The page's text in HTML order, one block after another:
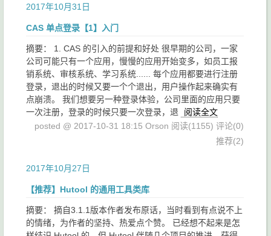
2017年10月31日
CAS 单点登录【1】入门
摘要： 1. CAS 的引入的前提和好处 很早期的公司，一家
公司可能只有一个应用，慢慢的应用开始变多，如员工报
销系统、审核系统、学习系统...... 每个应用都要进行注册
登录，退出的时候又要一个个退出，用户操作起来确实有
点崩溃。 我们想要另一种登录体验，公司里面的应用只要
一次注册，登录的时候只要一次登录，退
阅读全文
posted @ 2017-10-31 18:15 Orson 阅读(1155) 评论(0)
推荐(2)
2017年10月27日
【推荐】Hutool 的通用工具类库
摘要： 摘自3.1.1版本作者发布原话，当时看到有点说不上
的情绪，为作者的坚持、热爱点个赞。 已经想不起来是怎